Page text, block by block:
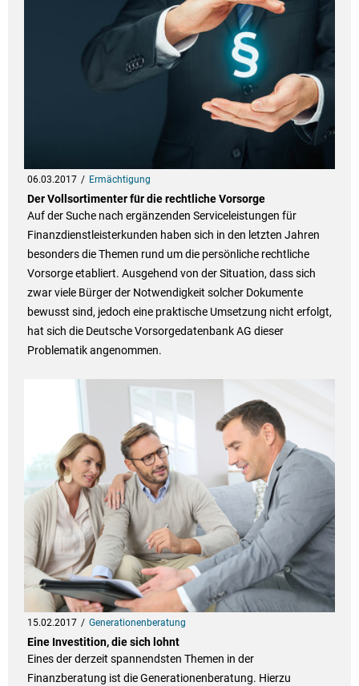
06.03.2017 Ermächtigung
Der Vollsortimenter für die rechtliche Vorsorge
Auf der Suche nach ergänzenden Serviceleistungen für
Finanzdienstleisterkunden haben sich in den letzten Jahren
besonders die Themen rund um die persönliche rechtliche
Vorsorge etabliert. Ausgehend von der Situation, dass sich
zwar viele Bürger der Notwendigkeit solcher Dokumente
bewusst sind, jedoch eine praktische Umsetzung nicht erfolgt,
hat sich die Deutsche Vorsorgedatenbank AG dieser
Problematik angenommen.
15.02.2017 Generationenberatung
Eine Investition, die sich lohnt
Eines der derzeit spannendsten Themen in der
Finanzberatung ist die Generationenberatung. Hierzu